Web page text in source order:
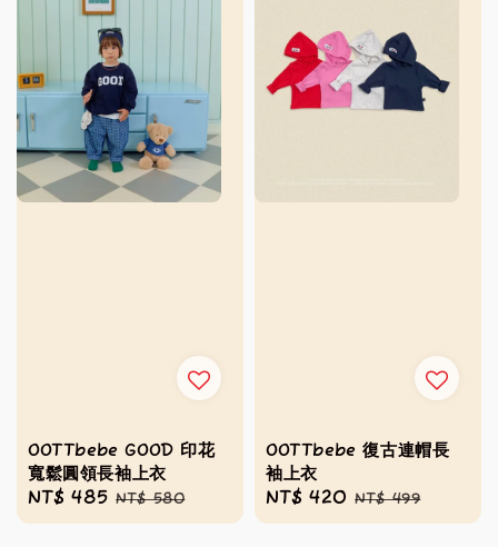
OOTTbebe GOOD 印花
寬鬆圓領長袖上衣
Sale
price
NT$ 485 Regular
price
NT$ 580
OOTTbebe 復古連帽長
袖上衣
Sale
price
NT$ 420 Regular
price
NT$ 499